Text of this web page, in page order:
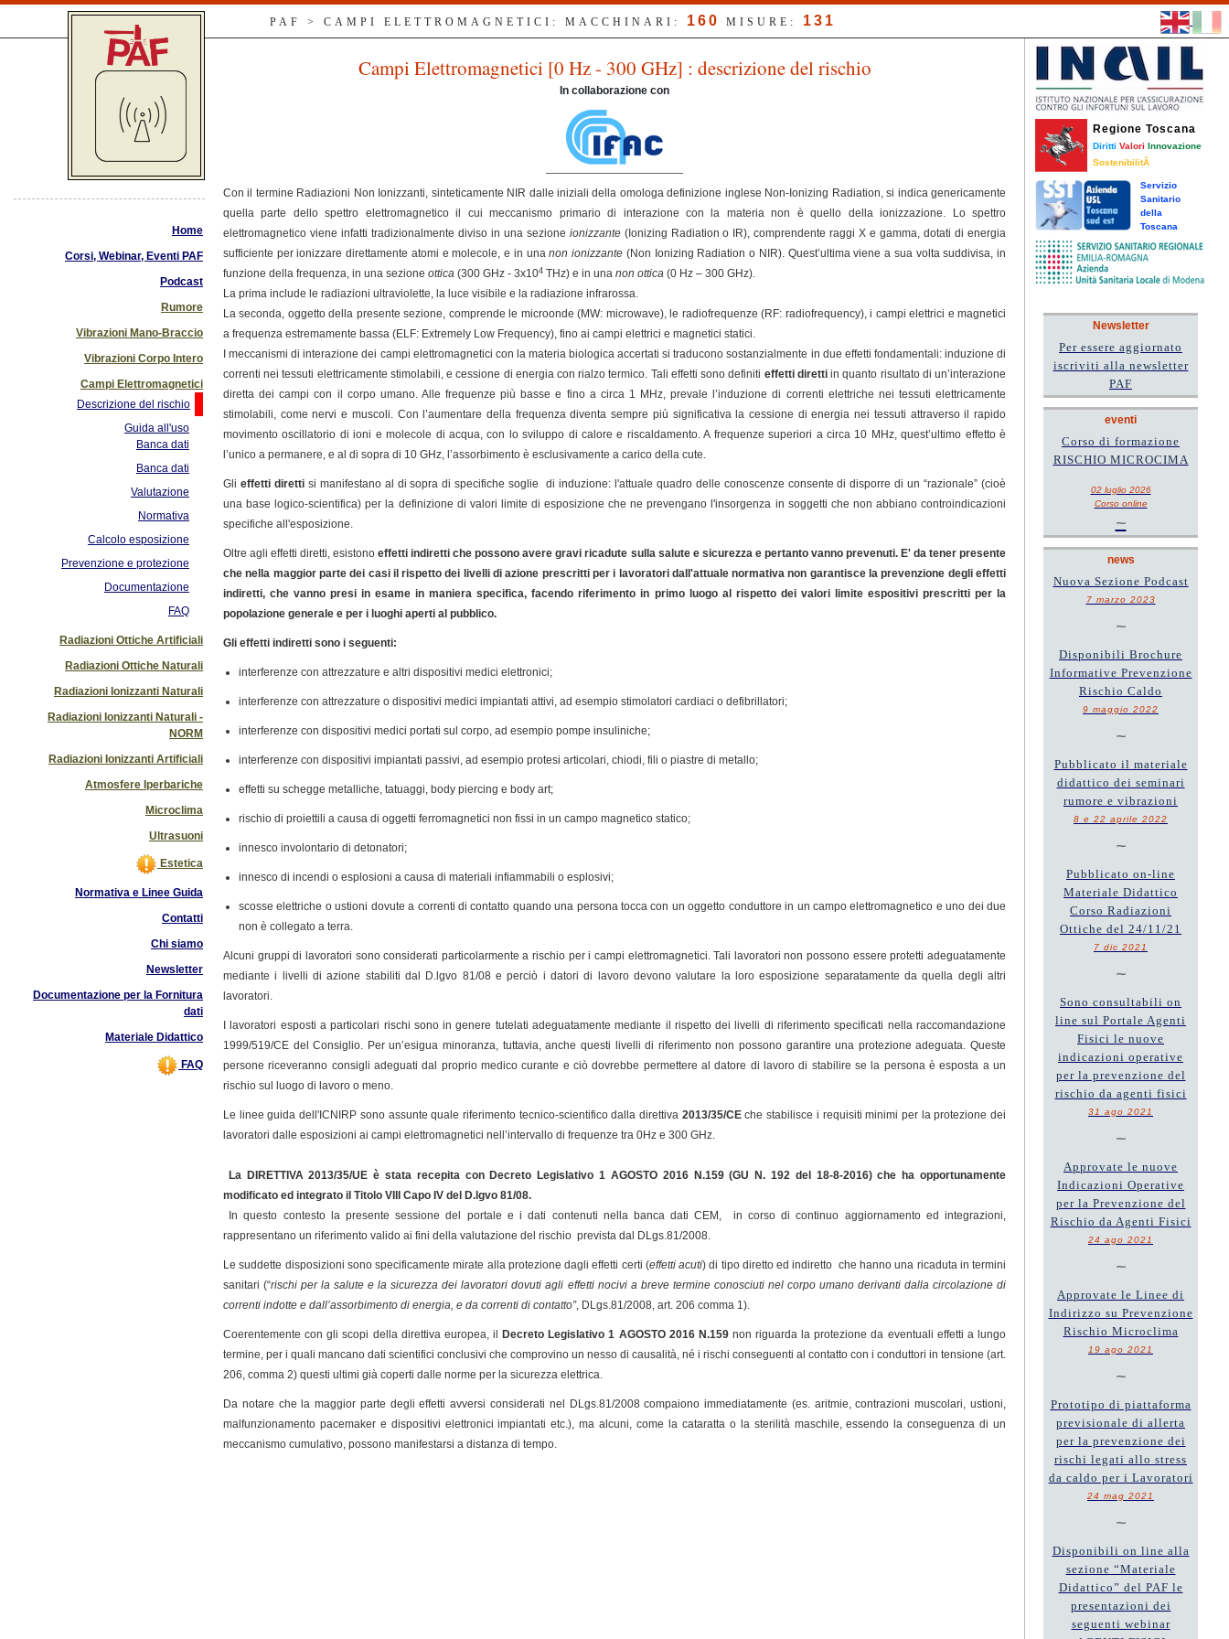
PAF > CAMPI ELETTROMAGNETICI: MACCHINARI: 160 MISURE: 131
Home
Corsi, Webinar, Eventi PAF
Podcast
Rumore
Vibrazioni Mano-Braccio
Vibrazioni Corpo Intero
Campi Elettromagnetici
Descrizione del rischio
Guida all'uso
Banca dati
Banca dati
Valutazione
Normativa
Calcolo esposizione
Prevenzione e protezione
Documentazione
FAQ
Radiazioni Ottiche Artificiali
Radiazioni Ottiche Naturali
Radiazioni Ionizzanti Naturali
Radiazioni Ionizzanti Naturali -
NORM
Radiazioni Ionizzanti Artificiali
Atmosfere Iperbariche
Microclima
Ultrasuoni
Estetica
Normativa e Linee Guida
Contatti
Chi siamo
Newsletter
Documentazione per la Fornitura
dati
Materiale Didattico
FAQ
Campi Elettromagnetici [0 Hz - 300 GHz] : descrizione del rischio
In collaborazione con
Con il termine Radiazioni Non Ionizzanti, sinteticamente NIR dalle iniziali della omologa definizione inglese Non-Ionizing Radiation, si indica genericamente
quella parte dello spettro elettromagnetico il cui meccanismo primario di interazione con la materia non è quello della ionizzazione. Lo spettro
elettromagnetico viene infatti tradizionalmente diviso in una sezione ionizzante(Ionizing Radiation o IR), comprendente raggi X e gamma, dotati di energia
sufficiente per ionizzare direttamente atomi e molecole, e in unanon ionizzante (Non Ionizing Radiation o NIR). Quest’ultima viene a sua volta suddivisa, in
funzione della frequenza, in una sezione ottica (300 GHz - 3x104 THz) e in una non ottica (0 Hz – 300 GHz).
La prima include le radiazioni ultraviolette, la luce visibile e la radiazione infrarossa.
La seconda, oggetto della presente sezione, comprende le microonde (MW: microwave), le radiofrequenze (RF: radiofrequency), i campi elettrici e magnetici
a frequenza estremamente bassa (ELF: Extremely Low Frequency), fino ai campi elettrici e magnetici statici.
I meccanismi di interazione dei campi elettromagnetici con la materia biologica accertati si traducono sostanzialmente in due effetti fondamentali: induzione di
correnti nei tessuti elettricamente stimolabili, e cessione di energia con rialzo termico. Tali effetti sono definiti effetti direttiin quanto risultato di un’interazione
diretta dei campi con il corpo umano. Alle frequenze più basse e fino a circa 1 MHz, prevale l’induzione di correnti elettriche nei tessuti elettricamente
stimolabili, come nervi e muscoli. Con l’aumentare della frequenza diventa sempre più significativa la cessione di energia nei tessuti attraverso il rapido
movimento oscillatorio di ioni e molecole di acqua, con lo sviluppo di calore e riscaldamento. A frequenze superiori a circa 10 MHz, quest’ultimo effetto è
l’unico a permanere, e al di sopra di 10 GHz, l’assorbimento è esclusivamente a carico della cute.
Gli effetti diretti si manifestano al di sopra di specifiche soglie di induzione: l'attuale quadro delle conoscenze consente di disporre di un “razionale” (cioè
una base logico-scientifica) per la definizione di valori limite di esposizione che ne prevengano l'insorgenza in soggetti che non abbiano controindicazioni
specifiche all'esposizione.
Oltre agli effetti diretti, esistonoeffetti indiretti che possono avere gravi ricadute sulla salute e sicurezza e pertanto vanno prevenuti. E' da tener presente
che nella maggior parte dei casi il rispetto dei livelli di azione prescritti per i lavoratori dall'attuale normativa non garantisce la prevenzione degli effetti
indiretti, che vanno presi in esame in maniera specifica, facendo riferimento in primo luogo al rispetto dei valori limite espositivi prescritti per la
popolazione generale e per i luoghi aperti al pubblico.
Gli effetti indiretti sono i seguenti:
interferenze con attrezzature e altri dispositivi medici elettronici;
interferenze con attrezzature o dispositivi medici impiantati attivi, ad esempio stimolatori cardiaci o defibrillatori;
interferenze con dispositivi medici portati sul corpo, ad esempio pompe insuliniche;
interferenze con dispositivi impiantati passivi, ad esempio protesi articolari, chiodi, fili o piastre di metallo;
effetti su schegge metalliche, tatuaggi, body piercing e body art;
rischio di proiettili a causa di oggetti ferromagnetici non fissi in un campo magnetico statico;
innesco involontario di detonatori;
innesco di incendi o esplosioni a causa di materiali infiammabili o esplosivi;
scosse elettriche o ustioni dovute a correnti di contatto quando una persona tocca con un oggetto conduttore in un campo elettromagnetico e uno dei due
non è collegato a terra.
Alcuni gruppi di lavoratori sono considerati particolarmente a rischio per i campi elettromagnetici. Tali lavoratori non possono essere protetti adeguatamente
mediante i livelli di azione stabiliti dal D.lgvo 81/08 e perciò i datori di lavoro devono valutare la loro esposizione separatamente da quella degli altri
lavoratori.
I lavoratori esposti a particolari rischi sono in genere tutelati adeguatamente mediante il rispetto dei livelli di riferimento specificati nella raccomandazione
1999/519/CE del Consiglio. Per un’esigua minoranza, tuttavia, anche questi livelli di riferimento non possono garantire una protezione adeguata. Queste
persone riceveranno consigli adeguati dal proprio medico curante e ciò dovrebbe permettere al datore di lavoro di stabilire se la persona è esposta a un
rischio sul luogo di lavoro o meno.
Le linee guida dell'ICNIRP sono assunte quale riferimento tecnico-scientifico dalla direttiva 2013/35/CEche stabilisce i requisiti minimi per la protezione dei
lavoratori dalle esposizioni ai campi elettromagnetici nell’intervallo di frequenze tra 0Hz e 300 GHz.
La DIRETTIVA 2013/35/UE è stata recepita con Decreto Legislativo 1 AGOSTO 2016 N.159 (GU N. 192 del 18-8-2016) che ha opportunamente
modificato ed integrato il Titolo VIII Capo IV del D.lgvo 81/08.
In questo contesto la presente sessione del portale e i dati contenuti nella banca dati CEM, in corso di continuo aggiornamento ed integrazioni,
rappresentano un riferimento valido ai fini della valutazione del rischio prevista dal DLgs.81/2008.
Le suddette disposizioni sono specificamente mirate alla protezione dagli effetti certi (effetti acuti) di tipo diretto ed indiretto che hanno una ricaduta in termini
sanitari (“rischi per la salute e la sicurezza dei lavoratori dovuti agli effetti nocivi a breve termine conosciuti nel corpo umano derivanti dalla circolazione di
correnti indotte e dall’assorbimento di energia, e da correnti di contatto”, DLgs.81/2008, art. 206 comma 1).
Coerentemente con gli scopi della direttiva europea, il Decreto Legislativo 1 AGOSTO 2016 N.159non riguarda la protezione da eventuali effetti a lungo
termine, per i quali mancano dati scientifici conclusivi che comprovino un nesso di causalità, né i rischi conseguenti al contatto con i conduttori in tensione (art.
206, comma 2) questi ultimi già coperti dalle norme per la sicurezza elettrica.
Da notare che la maggior parte degli effetti avversi considerati nel DLgs.81/2008 compaiono immediatamente (es. aritmie, contrazioni muscolari, ustioni,
malfunzionamento pacemaker e dispositivi elettronici impiantati etc.), ma alcuni, come la cataratta o la sterilità maschile, essendo la conseguenza di un
meccanismo cumulativo, possono manifestarsi a distanza di tempo.
Regione Toscana
Diritti Valori Innovazione
SostenibilitÃ
Servizio
Sanitario
della
Toscana
Newsletter
Per essere aggiornato
iscriviti alla newsletter
PAF
eventi
Corso di formazione
RISCHIO MICROCIMA
02 luglio 2026
Corso online
~
news
Nuova Sezione Podcast
7 marzo 2023
~
Disponibili Brochure
Informative Prevenzione
Rischio Caldo
9 maggio 2022
~
Pubblicato il materiale
didattico dei seminari
rumore e vibrazioni
8 e 22 aprile 2022
~
Pubblicato on-line
Materiale Didattico
Corso Radiazioni
Ottiche del 24/11/21
7 dic 2021
~
Sono consultabili on
line sul Portale Agenti
Fisici le nuove
indicazioni operative
per la prevenzione del
rischio da agenti fisici
31 ago 2021
~
Approvate le nuove
Indicazioni Operative
per la Prevenzione del
Rischio da Agenti Fisici
24 ago 2021
~
Approvate le Linee di
Indirizzo su Prevenzione
Rischio Microclima
19 ago 2021
~
Prototipo di piattaforma
previsionale di allerta
per la prevenzione dei
rischi legati allo stress
da caldo per i Lavoratori
24 mag 2021
~
Disponibili on line alla
sezione “Materiale
Didattico” del PAF le
presentazioni dei
seguenti webinar